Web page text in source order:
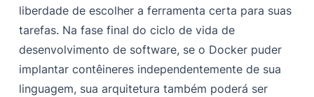
liberdade de escolher a ferramenta certa para suas
tarefas. Na fase final do ciclo de vida de
desenvolvimento de software, se o Docker puder
implantar contêineres independentemente de sua
linguagem, sua arquitetura também poderá ser